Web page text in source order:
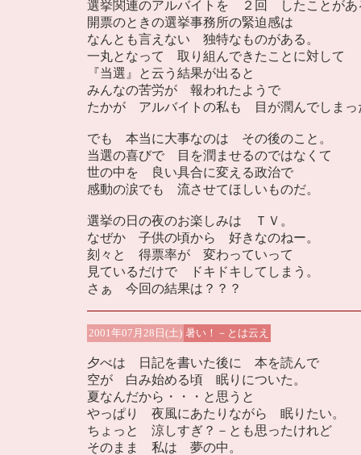
選挙関連のアルバイトを ２回 したことがあ
開票のときの選挙事務所の緊迫感は
なんとも言えない 独特なものがある。
一丸となって 取り組んできたことに対して
『当選』と云う結果が出ると
みんなの苦労が 報われたようで
たかが アルバイトの私も 目が潤んでしまっ
でも 本当に大事なのは その後のこと。
当選の喜びで 目を潤ませるのではなくて
世の中を 良い具合に変える政治で
感動の涙でも 流させてほしいものだ。
選挙の日の夜のお楽しみは ＴＶ。
なぜか 子供の頃から 好きなのねー。
刻々と 得票率が 変わっていって
見ているだけで ドキドキしてしまう。
さぁ 今回の結果は？？？
2001年07月28日(土) 暑い！－とは云え
夕べは 日記を書いた後に 本を読んで
空が 白み始める頃 眠りについた。
夏なんだから・・・と思うと
やっぱり 夜風にあたりながら 眠りたい。
ちょっと 涼しすぎ？－とも思ったけれど
そのまま 私は 夢の中。